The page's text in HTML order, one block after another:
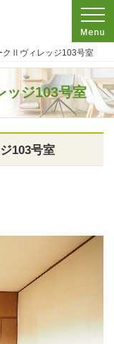
クⅡヴィレッジ103号室
ッジ103号室
を手がける工務店なら当社
ハナリホーム】へ！
103号室